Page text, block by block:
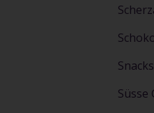
Snacks
Süsse